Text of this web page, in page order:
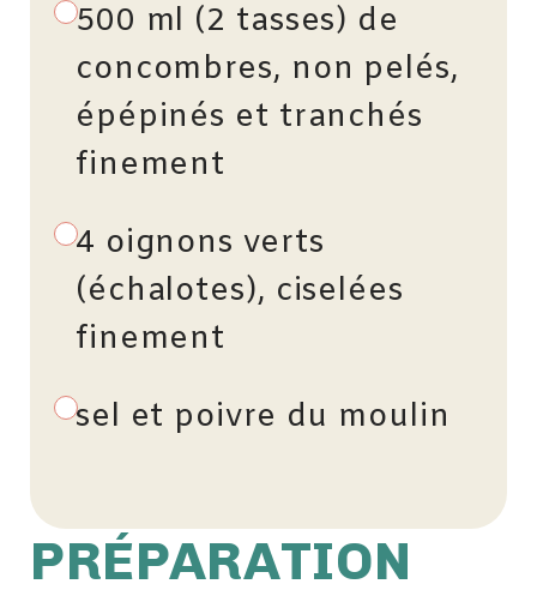
500 ml (2 tasses) de
concombres, non pelés,
épépinés et tranchés
finement
4 oignons verts
(échalotes), ciselées
finement
sel et poivre du moulin
PRÉPARATION